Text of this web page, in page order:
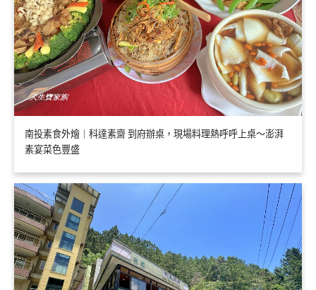
南投素食外燴｜科達素齋 到府辦桌，現場料理熱呼呼上桌～澎湃
素宴菜色豐盛